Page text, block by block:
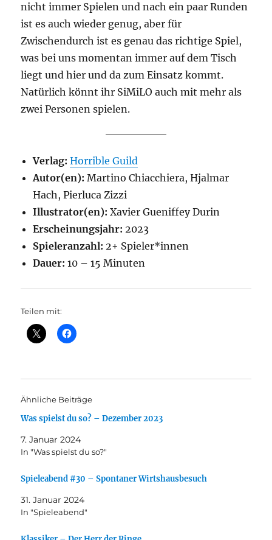
nicht immer Spielen und nach ein paar Runden
ist es auch wieder genug, aber für
Zwischendurch ist es genau das richtige Spiel,
was bei uns momentan immer auf dem Tisch
liegt und hier und da zum Einsatz kommt.
Natürlich könnt ihr SiMiLO auch mit mehr als
zwei Personen spielen.
Verlag:Horrible Guild
Autor(en): Martino Chiacchiera, Hjalmar
Hach, Pierluca Zizzi
Illustrator(en): Xavier Gueniffey Durin
Erscheinungsjahr: 2023
Spieleranzahl: 2+ Spieler*innen
Dauer: 10 – 15 Minuten
Teilen mit:
Ähnliche Beiträge
Was spielst du so? – Dezember 2023
7. Januar 2024
In "Was spielst du so?"
Spieleabend #30 – Spontaner Wirtshausbesuch
31. Januar 2024
In "Spieleabend"